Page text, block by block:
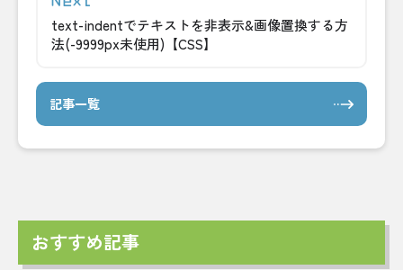
text-indentでテキストを非表示&画像置換する方
法(-9999px未使用)【CSS】
記事一覧
おすすめ記事